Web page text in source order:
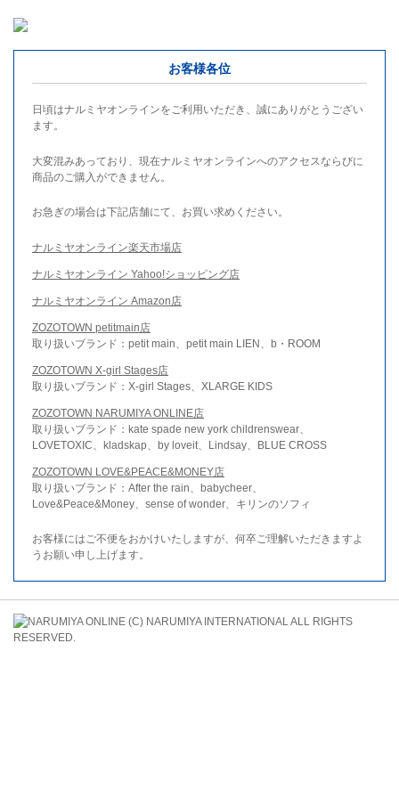
お客様各位
日頃はナルミヤオンラインをご利用いただき、誠にありがとうござい
ます。
大変混みあっており、現在ナルミヤオンラインへのアクセスならびに
商品のご購入ができません。
お急ぎの場合は下記店舗にて、お買い求めください。
ナルミヤオンライン楽天市場店
ナルミヤオンライン Yahoo!ショッピング店
ナルミヤオンライン Amazon店
ZOZOTOWN petitmain店
取り扱いブランド：petit main、petit main LIEN、b・ROOM
ZOZOTOWN X-girl Stages店
取り扱いブランド：X-girl Stages、XLARGE KIDS
ZOZOTOWN NARUMIYA ONLINE店
取り扱いブランド：kate spade new york childrenswear、
LOVETOXIC、kladskap、by loveit、Lindsay、BLUE CROSS
ZOZOTOWN LOVE&PEACE&MONEY店
取り扱いブランド：After the rain、babycheer、
Love&Peace&Money、sense of wonder、キリンのソフィ
お客様にはご不便をおかけいたしますが、何卒ご理解いただきますよ
うお願い申し上げます。